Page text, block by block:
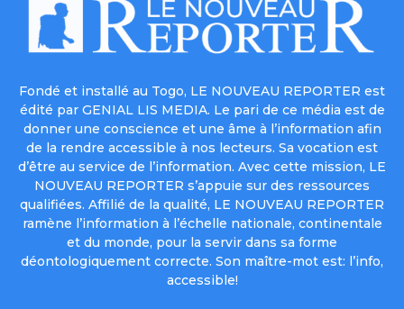
Fondé et installé au Togo, LE NOUVEAU REPORTER est
édité par GENIAL LIS MEDIA. Le pari de ce média est de
donner une conscience et une âme à l’information afin
de la rendre accessible à nos lecteurs. Sa vocation est
d’être au service de l’information. Avec cette mission, LE
NOUVEAU REPORTER s’appuie sur des ressources
qualifiées. Affilié de la qualité, LE NOUVEAU REPORTER
ramène l’information à l’échelle nationale, continentale
et du monde, pour la servir dans sa forme
déontologiquement correcte. Son maître-mot est: l’info,
accessible!